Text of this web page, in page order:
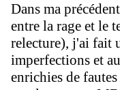
Dans ma
entre la rage et le
relecture), j'ai fait
imperfections et
enrichies de